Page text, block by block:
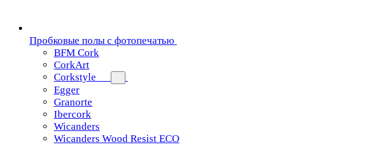
Пробковые полы с фотопечатью
BFM Cork
CorkArt
Corkstyle
Egger
Granorte
Ibercork
Wicanders
Wicanders Wood Resist ECO